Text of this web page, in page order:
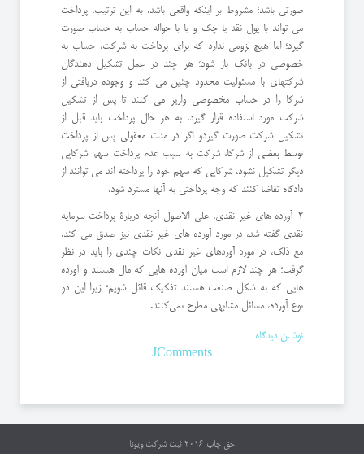
صورتی باشد؛ مشروط بر اینکه واقعی باشد. به این ترتیب، پرداخت
می تواند با پول نقد یا چک و یا با حواله حساب به حساب صورت
گیرد؛ اما هیچ لزومی ندارد که برای پرداخت به شرکت، حساب به
خصوصی در بانک باز شود؛ هر چند در عمل تشکیل دهندگان
شرکتهای با مسئولیت محدود چنین می کند و وجوده دریافتی از
شرکا را در حساب مخصوصی واریز می کنند تا پس از تشکیل
شرکت مورد استفاده قرار گیرد. به هر حال پرداخت باید قبل از
تشکیل شرکت صورت گیردو اگر در مدت معقولی پس از پرداخت
توسط بعضی از شرکا، شرکت به سبب عدم پرداخت سهم شرکایی
دیگر تشکیل نشود، شرکایی که سهم خود را پرداخته اند می توانند از
دادگاه تقاضا کنند که وجه پرداختی به آنها مسترد شود.
2-آورده های غیر نقدی. علی الاصول آنچه دربارۀ پرداخت سرمایه
نقدی گفته شد، در مورد آورده های غیر نقدی نیز صدق می کند.
مع ذلک، در مورد آوردهای غیر نقدی نکات چندی را باید در نظر
گرفت؛ هر چند لازم است میان آورده هایی که مال هستند و آورده
هایی که به شکل صنعت هستند تفکیک قائل شویم؛ زیرا این دو
نوع آورده، مسائل مشابهی مطرح نمی‌کنند.
نوشتن دیدگاه
JComments
حق چاپ 2016 ثبت شرکت ویونا